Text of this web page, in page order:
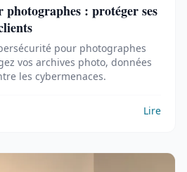
: protéger ses
pour photographes
vos archives photo, données
les cybermenaces.
Lire